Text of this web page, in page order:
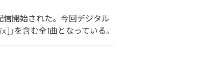
信開始された。今回デジタル
」を含む全1曲となっている。